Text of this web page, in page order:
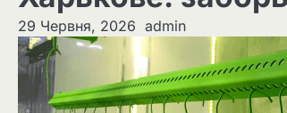
29 Червня, 2026 admin